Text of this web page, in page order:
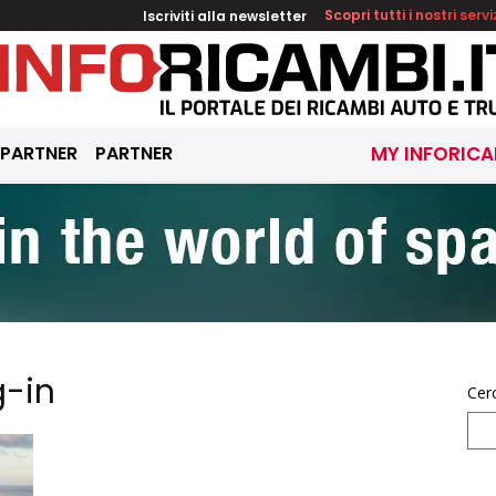
Iscriviti alla newsletter Scopri tutti i nostri
PARTNER MY
in